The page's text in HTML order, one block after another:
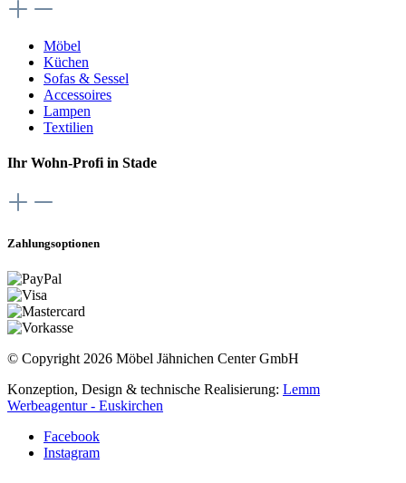
Möbel
Küchen
Sofas & Sessel
Accessoires
Lampen
Textilien
Ihr Wohn-Profi in Stade
Zahlungsoptionen
© Copyright 2026 Möbel Jähnichen Center GmbH
Konzeption, Design & technische Realisierung: Lemm
Werbeagentur - Euskirchen
Facebook
Instagram